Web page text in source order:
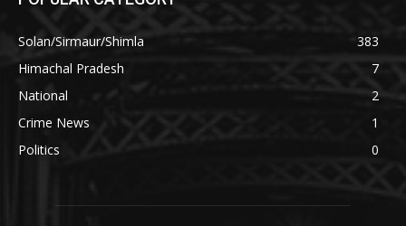
Solan/Sirmaur/Shimla
383
Himachal Pradesh
7
National
2
Crime News
1
Politics
0